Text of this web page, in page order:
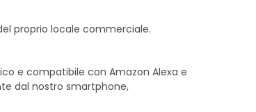
proprio locale commerciale.
e compatibile con Amazon Alexa e
dal nostro smartphone,